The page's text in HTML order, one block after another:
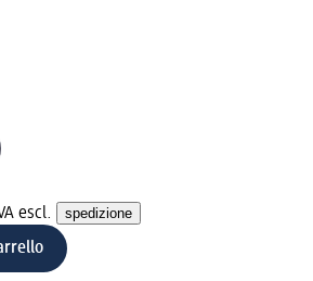
escl. spedizione